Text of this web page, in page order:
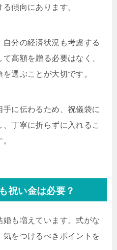
傾向にあります。
分の経済状況も考慮する
高額を贈る必要はなく、
選ぶことが大切です。
に伝わるため、祝儀袋に
丁寧に折らずに入れるこ
祝い金は必要？
も増えています。式がな
をつけるべきポイントを